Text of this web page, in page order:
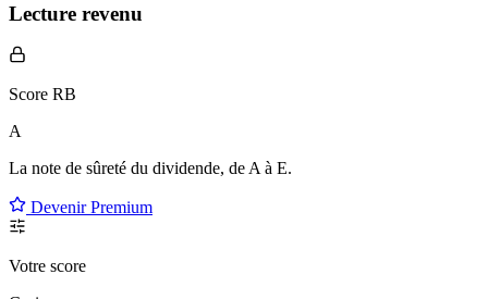
Lecture revenu
Score RB
A
La note de sûreté du dividende, de A à E.
Devenir Premium
Votre score